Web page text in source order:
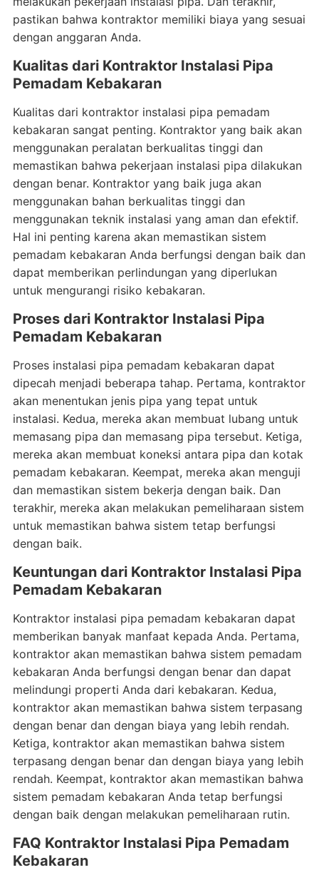
pastikan bahwa kontraktor memiliki biaya yang sesuai
dengan anggaran Anda.
Kualitas dari Kontraktor Instalasi Pipa
Pemadam Kebakaran
Kualitas dari kontraktor instalasi pipa pemadam
kebakaran sangat penting. Kontraktor yang baik akan
menggunakan peralatan berkualitas tinggi dan
memastikan bahwa pekerjaan instalasi pipa dilakukan
dengan benar. Kontraktor yang baik juga akan
menggunakan bahan berkualitas tinggi dan
menggunakan teknik instalasi yang aman dan efektif.
Hal ini penting karena akan memastikan sistem
pemadam kebakaran Anda berfungsi dengan baik dan
dapat memberikan perlindungan yang diperlukan
untuk mengurangi risiko kebakaran.
Proses dari Kontraktor Instalasi Pipa
Pemadam Kebakaran
Proses instalasi pipa pemadam kebakaran dapat
dipecah menjadi beberapa tahap. Pertama, kontraktor
akan menentukan jenis pipa yang tepat untuk
instalasi. Kedua, mereka akan membuat lubang untuk
memasang pipa dan memasang pipa tersebut. Ketiga,
mereka akan membuat koneksi antara pipa dan kotak
pemadam kebakaran. Keempat, mereka akan menguji
dan memastikan sistem bekerja dengan baik. Dan
terakhir, mereka akan melakukan pemeliharaan sistem
untuk memastikan bahwa sistem tetap berfungsi
dengan baik.
Keuntungan dari Kontraktor Instalasi Pipa
Pemadam Kebakaran
Kontraktor instalasi pipa pemadam kebakaran dapat
memberikan banyak manfaat kepada Anda. Pertama,
kontraktor akan memastikan bahwa sistem pemadam
kebakaran Anda berfungsi dengan benar dan dapat
melindungi properti Anda dari kebakaran. Kedua,
kontraktor akan memastikan bahwa sistem terpasang
dengan benar dan dengan biaya yang lebih rendah.
Ketiga, kontraktor akan memastikan bahwa sistem
terpasang dengan benar dan dengan biaya yang lebih
rendah. Keempat, kontraktor akan memastikan bahwa
sistem pemadam kebakaran Anda tetap berfungsi
dengan baik dengan melakukan pemeliharaan rutin.
FAQ Kontraktor Instalasi Pipa Pemadam
Kebakaran